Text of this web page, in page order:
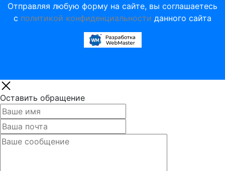
Отправляя любую форму на сайте, вы соглашаетесь
с политикой конфиденциальности данного сайта
Оставить обращение